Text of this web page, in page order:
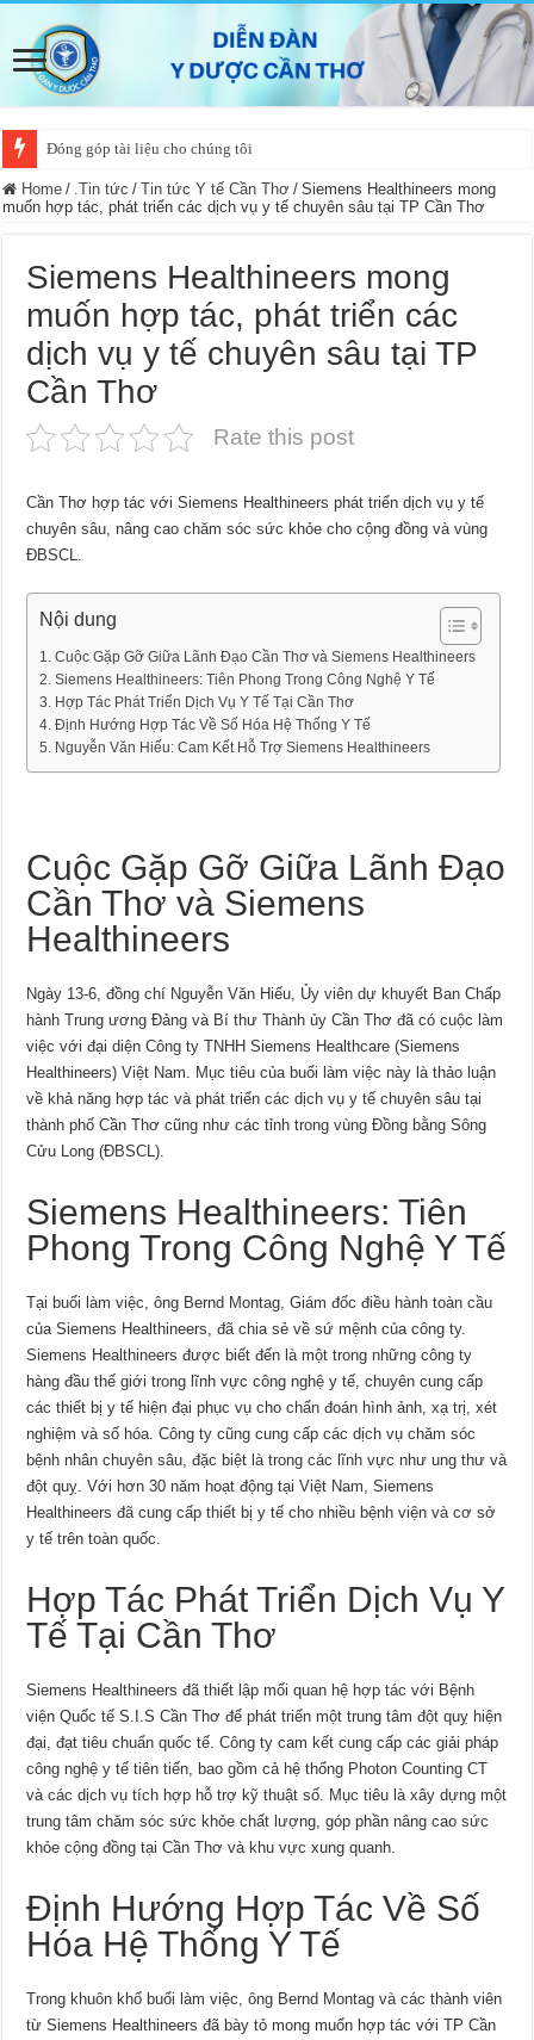
Đóng góp tài liệu cho chúng tôi
Home / .Tin tức / Tin tức Y tế Cần Thơ / Siemens Healthineers mong
muốn hợp tác, phát triển các dịch vụ y tế chuyên sâu tại TP Cần Thơ
Siemens Healthineers mong
muốn hợp tác, phát triển các
dịch vụ y tế chuyên sâu tại TP
Cần Thơ
Rate this post
Cần Thơ hợp tác với Siemens Healthineers phát triển dịch vụ y tế
chuyên sâu, nâng cao chăm sóc sức khỏe cho cộng đồng và vùng
ĐBSCL.
Nội dung
Cuộc Gặp Gỡ Giữa Lãnh Đạo Cần Thơ và Siemens Healthineers
Siemens Healthineers: Tiên Phong Trong Công Nghệ Y Tế
Hợp Tác Phát Triển Dịch Vụ Y Tế Tại Cần Thơ
Định Hướng Hợp Tác Về Số Hóa Hệ Thống Y Tế
Nguyễn Văn Hiếu: Cam Kết Hỗ Trợ Siemens Healthineers
Cuộc Gặp Gỡ Giữa Lãnh Đạo
Cần Thơ và Siemens
Healthineers
Ngày 13-6, đồng chí Nguyễn Văn Hiếu, Ủy viên dự khuyết Ban Chấp
hành Trung ương Đảng và Bí thư Thành ủy Cần Thơ đã có cuộc làm
việc với đại diện Công ty TNHH Siemens Healthcare (Siemens
Healthineers) Việt Nam. Mục tiêu của buổi làm việc này là thảo luận
về khả năng hợp tác và phát triển các dịch vụ y tế chuyên sâu tại
thành phố Cần Thơ cũng như các tỉnh trong vùng Đồng bằng Sông
Cửu Long (ĐBSCL).
Siemens Healthineers: Tiên
Phong Trong Công Nghệ Y Tế
Tại buổi làm việc, ông Bernd Montag, Giám đốc điều hành toàn cầu
của Siemens Healthineers, đã chia sẻ về sứ mệnh của công ty.
Siemens Healthineers được biết đến là một trong những công ty
hàng đầu thế giới trong lĩnh vực công nghệ y tế, chuyên cung cấp
các thiết bị y tế hiện đại phục vụ cho chẩn đoán hình ảnh, xạ trị, xét
nghiệm và số hóa. Công ty cũng cung cấp các dịch vụ chăm sóc
bệnh nhân chuyên sâu, đặc biệt là trong các lĩnh vực như ung thư và
đột quỵ. Với hơn 30 năm hoạt động tại Việt Nam, Siemens
Healthineers đã cung cấp thiết bị y tế cho nhiều bệnh viện và cơ sở
y tế trên toàn quốc.
Hợp Tác Phát Triển Dịch Vụ Y
Tế Tại Cần Thơ
Siemens Healthineers đã thiết lập mối quan hệ hợp tác với Bệnh
viện Quốc tế S.I.S Cần Thơ để phát triển một trung tâm đột quỵ hiện
đại, đạt tiêu chuẩn quốc tế. Công ty cam kết cung cấp các giải pháp
công nghệ y tế tiên tiến, bao gồm cả hệ thống Photon Counting CT
và các dịch vụ tích hợp hỗ trợ kỹ thuật số. Mục tiêu là xây dựng một
trung tâm chăm sóc sức khỏe chất lượng, góp phần nâng cao sức
khỏe cộng đồng tại Cần Thơ và khu vực xung quanh.
Định Hướng Hợp Tác Về Số
Hóa Hệ Thống Y Tế
Trong khuôn khổ buổi làm việc, ông Bernd Montag và các thành viên
từ Siemens Healthineers đã bày tỏ mong muốn hợp tác với TP Cần